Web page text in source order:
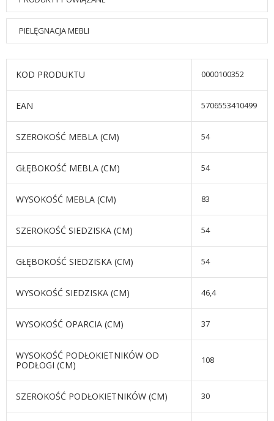
PIELĘGNACJA MEBLI
KOD PRODUKTU 0000100352
EAN 5706553410499
SZEROKOŚĆ MEBLA (CM) 54
GŁĘBOKOŚĆ MEBLA (CM) 54
WYSOKOŚĆ MEBLA (CM) 83
SZEROKOŚĆ SIEDZISKA (CM) 54
GŁĘBOKOŚĆ SIEDZISKA (CM) 54
WYSOKOŚĆ SIEDZISKA (CM) 46,4
WYSOKOŚĆ OPARCIA (CM) 37
WYSOKOŚĆ PODŁOKIETNIKÓW OD
PODŁOGI (CM)
108
SZEROKOŚĆ PODŁOKIETNIKÓW (CM) 30